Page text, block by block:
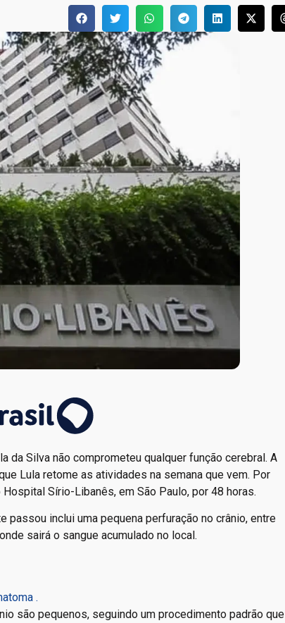
da Silva não comprometeu qualquer função cerebral. A
Lula retome as atividades na semana que vem. Por
Sírio-Libanês, em São Paulo, por 48 horas.
inclui uma pequena perfuração no crânio, entre
sairá o sangue acumulado no local.
.
são pequenos, seguindo um procedimento padrão que